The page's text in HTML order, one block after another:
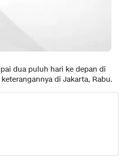
dua puluh hari ke depan di
di Jakarta, Rabu.